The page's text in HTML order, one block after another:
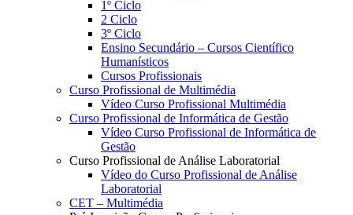
1º Ciclo
2 Ciclo
3º Ciclo
Ensino Secundário – Cursos Científico
Humanísticos
Cursos Profissionais
Curso Profissional de Multimédia
Vídeo Curso Profissional Multimédia
Curso Profissional de Informática de Gestão
Vídeo Curso Profissional de Informática de
Gestão
Curso Profissional de Análise Laboratorial
Vídeo do Curso Profissional de Análise
Laboratorial
CET – Multimédia